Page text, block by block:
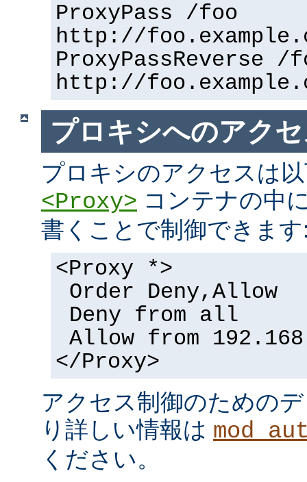
ProxyPass /foo
http://
ProxyPassReverse /
http://
プロキシへのアク
プロキシのアクセスは
<Proxy> コンテナの中
書くことで制御できま
<Proxy *>
Order Deny,Allow
Deny from all
Allow from
</Proxy>
アクセス制御のための
り詳しい情報は
ください。